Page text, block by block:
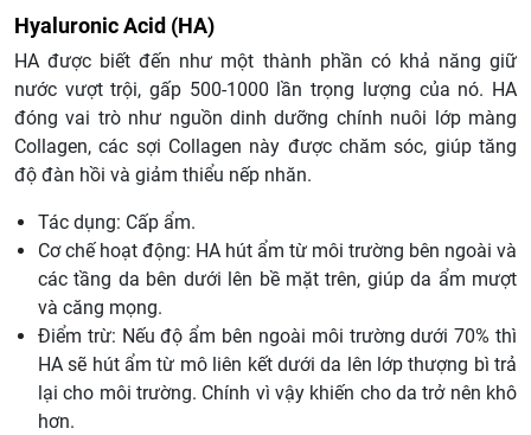
Hyaluronic Acid (HA)
HA được biết đến như một thành phần có khả năng giữ
nước vượt trội, gấp 500-1000 lần trọng lượng của nó. HA
đóng vai trò như nguồn dinh dưỡng chính nuôi lớp màng
Collagen, các sợi Collagen này được chăm sóc, giúp tăng
độ đàn hồi và giảm thiểu nếp nhăn.
Tác dụng: Cấp ẩm.
Cơ chế hoạt động: HA hút ẩm từ môi trường bên ngoài và
các tầng da bên dưới lên bề mặt trên, giúp da ẩm mượt
và căng mọng.
Điểm trừ: Nếu độ ẩm bên ngoài môi trường dưới 70% thì
HA sẽ hút ẩm từ mô liên kết dưới da lên lớp thượng bì trả
lại cho môi trường. Chính vì vậy khiến cho da trở nên khô
hơn.